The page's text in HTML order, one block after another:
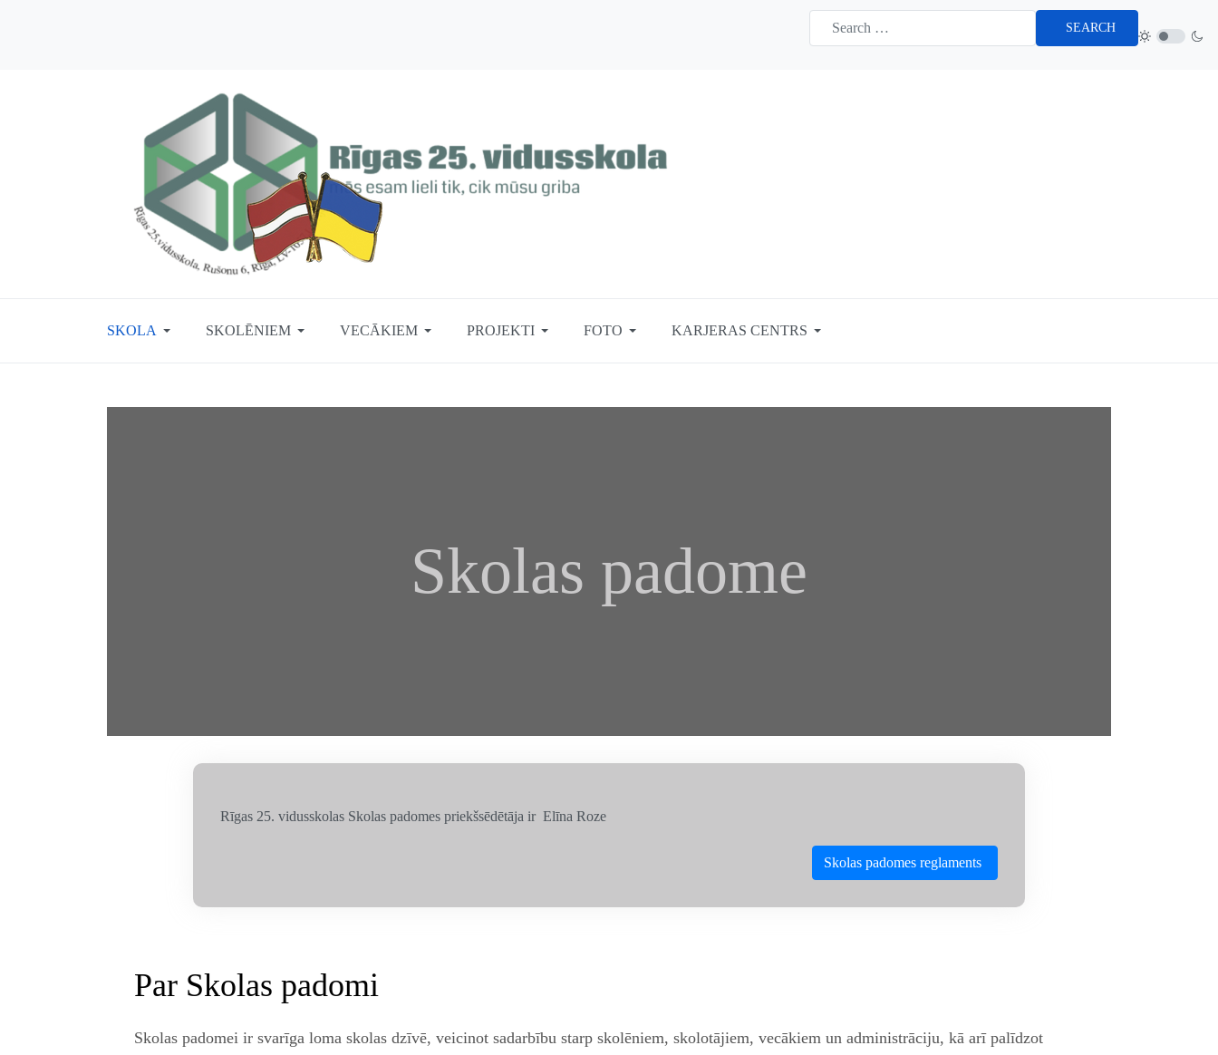
SEARCH
SKOLA SKOLĒNIEM VECĀKIEM PROJEKTI FOTO KARJERAS CENTRS
Skolas padome
Rīgas 25. vidusskolas Skolas padomes priekšsēdētāja ir Elīna Roze
Skolas padomes reglaments
Par Skolas padomi
Skolas padomei ir svarīga loma skolas dzīvē, veicinot sadarbību starp skolēniem, skolotājiem, vecākiem un administrāciju, kā arī palīdzot